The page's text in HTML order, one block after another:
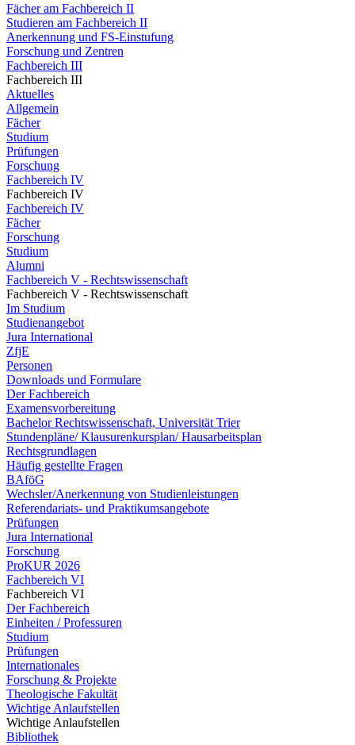
Fächer am Fachbereich II
Studieren am Fachbereich II
Anerkennung und FS-Einstufung
Forschung und Zentren
Fachbereich III
Fachbereich III
Aktuelles
Allgemein
Fächer
Studium
Prüfungen
Forschung
Fachbereich IV
Fachbereich IV
Fachbereich IV
Fächer
Forschung
Studium
Alumni
Fachbereich V - Rechtswissenschaft
Fachbereich V - Rechtswissenschaft
Im Studium
Studienangebot
Jura International
ZfjE
Personen
Downloads und Formulare
Der Fachbereich
Examensvorbereitung
Bachelor Rechtswissenschaft, Universität Trier
Stundenpläne/ Klausurenkursplan/ Hausarbeitsplan
Rechtsgrundlagen
Häufig gestellte Fragen
BAföG
Wechsler/Anerkennung von Studienleistungen
Referendariats- und Praktikumsangebote
Prüfungen
Jura International
Forschung
ProKUR 2026
Fachbereich VI
Fachbereich VI
Der Fachbereich
Einheiten / Professuren
Studium
Prüfungen
Internationales
Forschung & Projekte
Theologische Fakultät
Wichtige Anlaufstellen
Wichtige Anlaufstellen
Bibliothek